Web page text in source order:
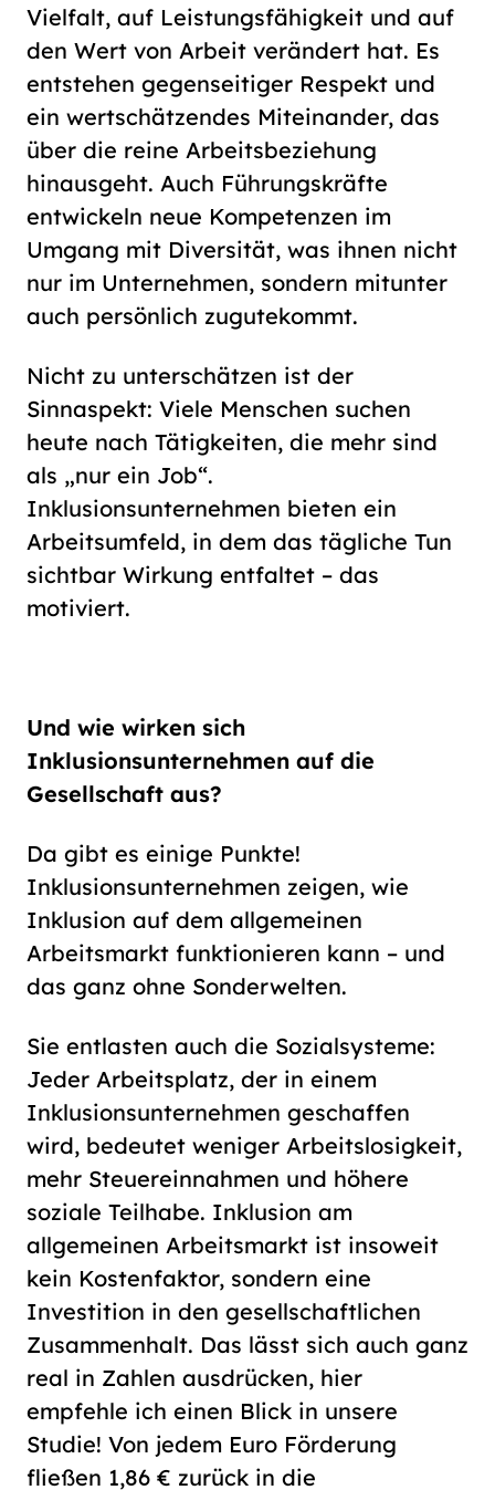
Vielfalt, auf Leistungsfähigkeit und auf
den Wert von Arbeit verändert hat. Es
entstehen gegenseitiger Respekt und
ein wertschätzendes Miteinander, das
über die reine Arbeitsbeziehung
hinausgeht. Auch Führungskräfte
entwickeln neue Kompetenzen im
Umgang mit Diversität, was ihnen nicht
nur im Unternehmen, sondern mitunter
auch persönlich zugutekommt.
Nicht zu unterschätzen ist der
Sinnaspekt: Viele Menschen suchen
heute nach Tätigkeiten, die mehr sind
als „nur ein Job“.
Inklusionsunternehmen bieten ein
Arbeitsumfeld, in dem das tägliche Tun
sichtbar Wirkung entfaltet – das
motiviert.
Und wie wirken sich
Inklusionsunternehmen auf die
Gesellschaft aus?
Da gibt es einige Punkte!
Inklusionsunternehmen zeigen, wie
Inklusion auf dem allgemeinen
Arbeitsmarkt funktionieren kann – und
das ganz ohne Sonderwelten.
Sie entlasten auch die Sozialsysteme:
Jeder Arbeitsplatz, der in einem
Inklusionsunternehmen geschaffen
wird, bedeutet weniger Arbeitslosigkeit,
mehr Steuereinnahmen und höhere
soziale Teilhabe. Inklusion am
allgemeinen Arbeitsmarkt ist insoweit
kein Kostenfaktor, sondern eine
Investition in den gesellschaftlichen
Zusammenhalt. Das lässt sich auch ganz
real in Zahlen ausdrücken, hier
empfehle ich einen Blick in unsere
Studie! Von jedem Euro Förderung
fließen 1,86 € zurück in die